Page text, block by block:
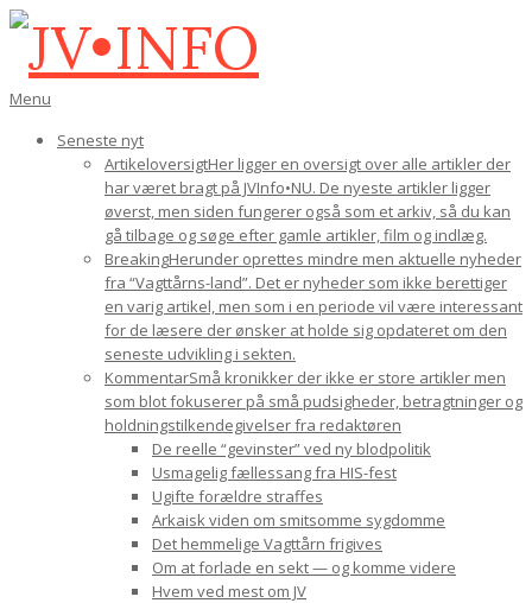
Gå
indhold
JV•INFO
Den
navigations-
Menu
Seneste nyt
ArtikeloversigtHer ligger en oversigt over alle artikler der
har været bragt på JVInfo•NU. De nyeste artikler ligger
øverst, men siden fungerer også som et arkiv, så du kan
gå tilbage og søge efter gamle artikler, film og indlæg.
BreakingHerunder oprettes mindre men aktuelle nyheder
fra “Vagttårns-land”. Det er nyheder som ikke berettiger
en varig artikel, men som i en periode vil være interessant
for de læsere der ønsker at holde sig opdateret om den
seneste udvikling i sekten.
KommentarSmå kronikker der ikke er store artikler men
som blot fokuserer på små pudsigheder, betragtninger og
holdningstilkendegivelser fra redaktøren
De reelle “gevinster” ved ny blodpolitik
Usmagelig fællessang fra HIS-fest
Ugifte forældre straffes
Arkaisk viden om smitsomme sygdomme
Det hemmelige Vagttårn frigives
Om at forlade en sekt — og komme videre
Hvem ved mest om JV